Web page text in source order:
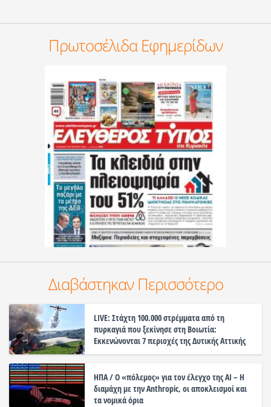
Πρωτοσέλιδα Εφημερίδων
Διαβάστηκαν Περισσότερο
LIVE: Στάχτη 100.000 στρέμματα από τη
πυρκαγιά που ξεκίνησε στη Βοιωτία:
Εκκενώνονται 7 περιοχές της Δυτικής Αττικής
ΗΠΑ / Ο «πόλεμος» για τον έλεγχο της ΑΙ – Η
διαμάχη με την Anthropic, οι αποκλεισμοί και
τα νομικά όρια